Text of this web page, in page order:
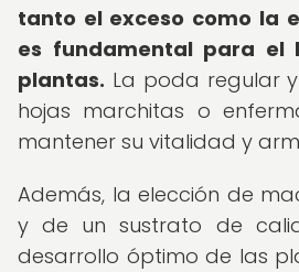
tanto el exceso como la
es fundamental para el
plantas. La poda regular
hojas marchitas o
mantener su vitalidad y
Además, la elección de
y de un sustrato de
desarrollo óptimo de las